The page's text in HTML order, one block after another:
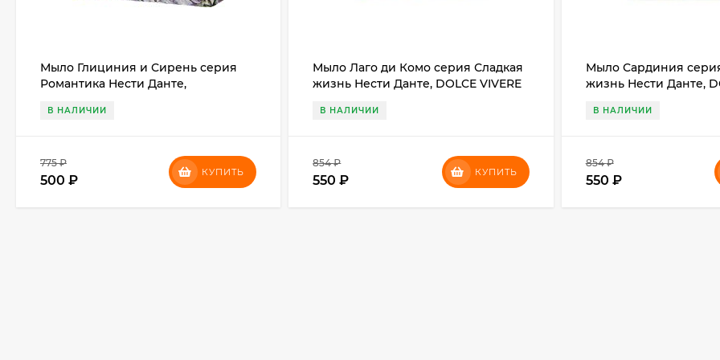
Мыло Глициния и Сирень серия
Романтика Нести Данте,
tuscan westeria and lilac Soap Nesti
В НАЛИЧИИ
775₽
500 ₽
КУПИТЬ
Мыло Лаго ди Комо серия Сладкая
жизнь Нести Данте, DOLCE VIVERE
250 гр.
В НАЛИЧИИ
854₽
550₽
КУПИТЬ
Мыло Сардиния
жизнь Нести Данте,
В НАЛИЧИИ
854₽
550 ₽